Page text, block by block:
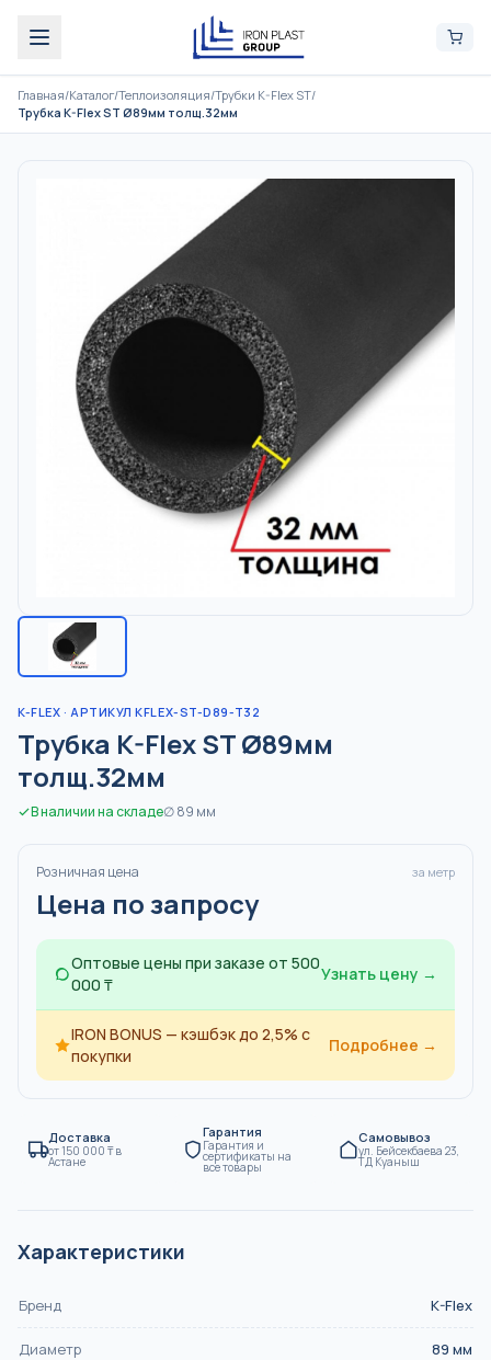
Главная/Каталог/Теплоизоляция/Трубки K-Flex ST/
Трубка K-Flex ST Ø89мм толщ.32мм
K-FLEX · АРТИКУЛ KFLEX-ST-D89-T32
Трубка K-Flex ST Ø89мм
толщ.32мм
В наличии на складе∅89 мм
Розничная цена за метр
Цена по запросу
Оптовые цены при заказе от 500
000 ₸
Узнать цену →
IRON BONUS — кэшбэк до 2,5% с
покупки
Подробнее →
Доставка
от150 000 ₸в
Астане
Гарантия
Гарантия и
сертификаты на
все товары
Самовывоз
ул. Бейсекбаева 23,
ТД Куаныш
Характеристики
Бренд K-Flex
Диаметр 89 мм